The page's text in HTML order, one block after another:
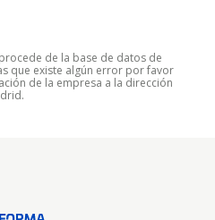
de la base de datos de
que existe algún error por favor
de la empresa a la dirección